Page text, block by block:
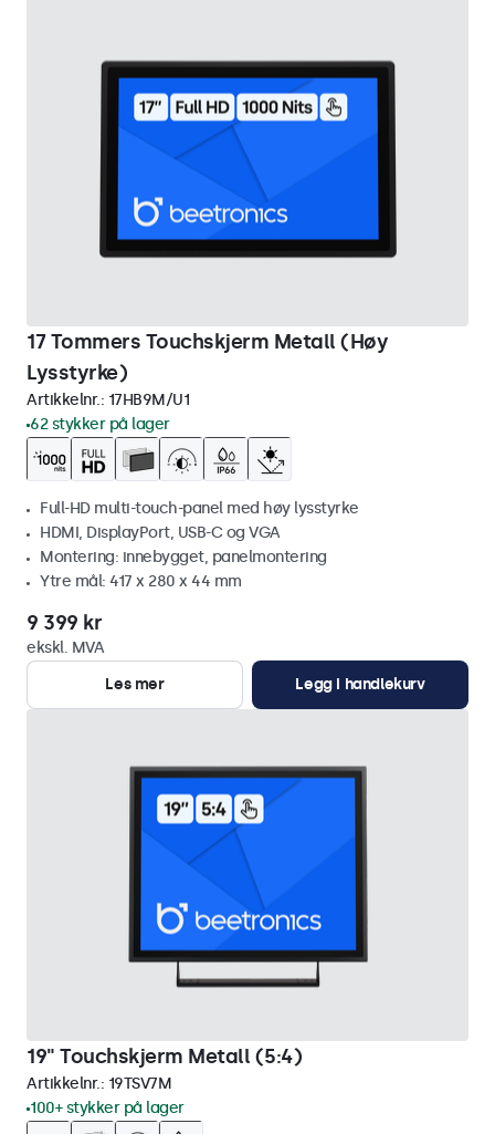
17 Tommers Touchskjerm Metall (Høy
Lysstyrke)
Artikkelnr.: 17HB9M/U1
62 stykker på lager
Full-HD multi-touch-panel med høy lysstyrke
HDMI, DisplayPort, USB-C og VGA
Montering: innebygget, panelmontering
Ytre mål: 417 x 280 x 44 mm
9 399 kr
ekskl. MVA
Les mer
Legg i handlekurv
19" Touchskjerm Metall (5:4)
Artikkelnr.: 19TSV7M
100+ stykker på lager